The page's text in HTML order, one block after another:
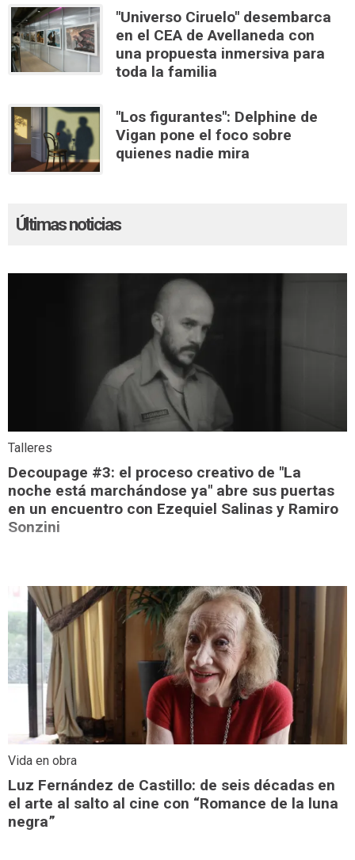
"Universo Ciruelo" desembarca
en el CEA de Avellaneda con
una propuesta inmersiva para
toda la familia
"Los figurantes": Delphine de
Vigan pone el foco sobre
quienes nadie mira
Últimas noticias
Talleres
Decoupage #3: el proceso creativo de "La
noche está marchándose ya" abre sus puertas
en un encuentro con Ezequiel Salinas y Ramiro
Sonzini
Vida en obra
Luz Fernández de Castillo: de seis décadas en
el arte al salto al cine con “Romance de la luna
negra”